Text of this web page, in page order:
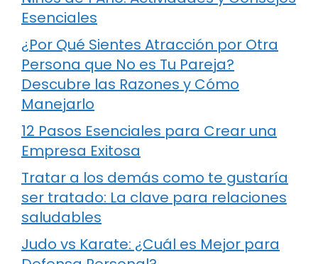
Esenciales
¿Por Qué Sientes Atracción por Otra
Persona que No es Tu Pareja?
Descubre las Razones y Cómo
Manejarlo
12 Pasos Esenciales para Crear una
Empresa Exitosa
Tratar a los demás como te gustaría
ser tratado: La clave para relaciones
saludables
Judo vs Karate: ¿Cuál es Mejor para